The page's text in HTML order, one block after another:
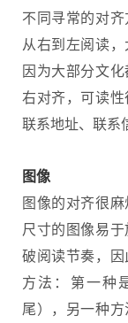
不同寻常的对
从右到左阅读
因为大部分文
右对齐，可读
联系地址、联系
图像
图像的对齐很
尺寸的图像易
破阅读节奏，
方法：第一种
尾），另一种